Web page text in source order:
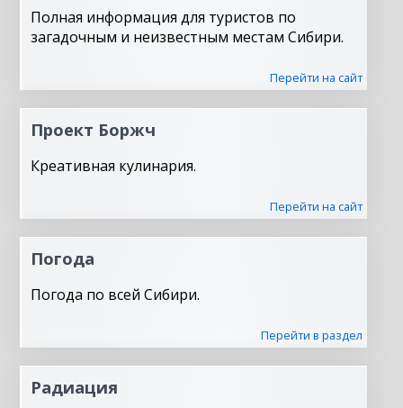
Полная информация для туристов по
загадочным и неизвестным местам Сибири.
Перейти на сайт
Проект Боржч
Креативная кулинария.
Перейти на сайт
Погода
Погода по всей Сибири.
Перейти в раздел
Радиация